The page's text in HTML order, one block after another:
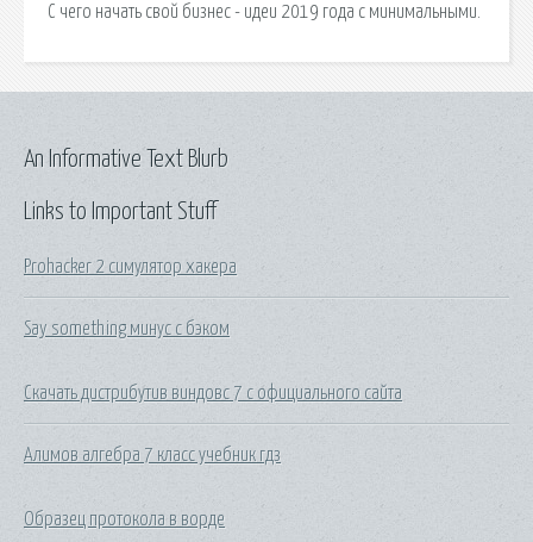
С чего начать свой бизнес - идеи 2019 года с минимальными.
Links to Important Stuff
Prohacker 2 симулятор хакера
Say something минус с бэком
Скачать дистрибутив виндовс 7 с официального сайта
Алимов алгебра 7 класс учебник гдз
Образец протокола в ворде
An Informative Text Blurb